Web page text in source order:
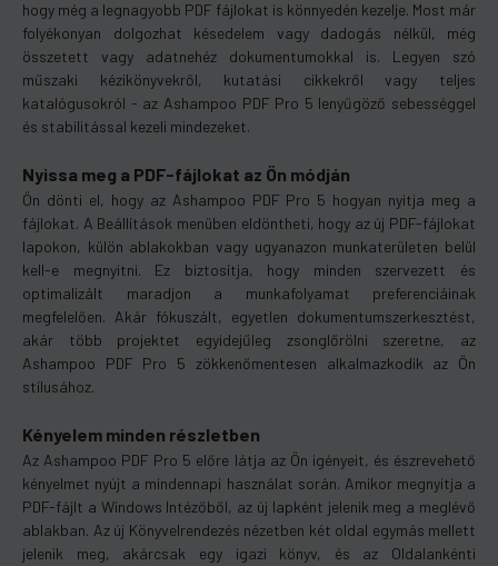
hogy még a legnagyobb PDF fájlokat is könnyedén kezelje. Most már
folyékonyan dolgozhat késedelem vagy dadogás nélkül, még
összetett vagy adatnehéz dokumentumokkal is. Legyen szó
műszaki kézikönyvekről, kutatási cikkekről vagy teljes
katalógusokról - az Ashampoo PDF Pro 5 lenyűgöző sebességgel
és stabilitással kezeli mindezeket.
Nyissa meg a PDF-fájlokat az Ön módján
Ön dönti el, hogy az Ashampoo PDF Pro 5 hogyan nyitja meg a
fájlokat. A Beállítások menüben eldöntheti, hogy az új PDF-fájlokat
lapokon, külön ablakokban vagy ugyanazon munkaterületen belül
kell-e megnyitni. Ez biztosítja, hogy minden szervezett és
optimalizált maradjon a munkafolyamat preferenciáinak
megfelelően. Akár fókuszált, egyetlen dokumentumszerkesztést,
akár több projektet egyidejűleg zsonglőrölni szeretne, az
Ashampoo PDF Pro 5 zökkenőmentesen alkalmazkodik az Ön
stílusához.
Kényelem minden részletben
Az Ashampoo PDF Pro 5 előre látja az Ön igényeit, és észrevehető
kényelmet nyújt a mindennapi használat során. Amikor megnyitja a
PDF-fájlt a Windows Intézőből, az új lapként jelenik meg a meglévő
ablakban. Az új Könyvelrendezés nézetben két oldal egymás mellett
jelenik meg, akárcsak egy igazi könyv, és az Oldalankénti